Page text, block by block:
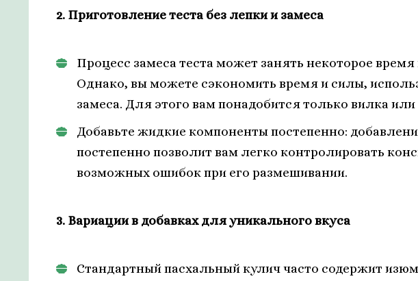
2. Приготовление теста без лепки и замеса
Процесс замеса теста может занять некоторое время
Однако, вы можете сэкономить время и силы,
замеса. Для этого вам понадобится только вилка
Добавьте жидкие компоненты постепенно:
постепенно позволит вам легко контролировать
возможных ошибок при его размешивании.
3. Вариации в добавках для уникального вкуса
Стандартный пасхальный кулич часто содержит